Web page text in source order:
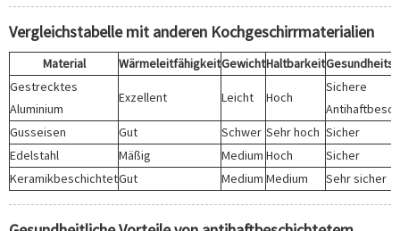
Vergleichstabelle mit anderen Kochgeschirrmaterialien
Material WärmeleitfähigkeitGewichtHaltbarkeit
Gestrecktes
Aluminium
Exzellent Leicht Hoch
Sichere
Gusseisen
Gut Schwer Sehr hoch Sicher
Edelstahl
Mäßig Medium Hoch
Sicher
KeramikbeschichtetGut Medium Medium Sehr sicher